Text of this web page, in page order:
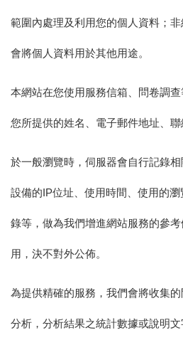
範圍內處理及利用您的個人資料；
會將個人資料用於其他用途。
本網站在您使用服務信箱、問卷調
您所提供的姓名、電子郵件地址、聯
於一般瀏覽時，伺服器會自行記錄
設備的IP位址、使用時間、使用的
錄等，做為我們增進網站服務的參
用，決不對外公佈。
為提供精確的服務，我們會將收集
分析，分析結果之統計數據或說明